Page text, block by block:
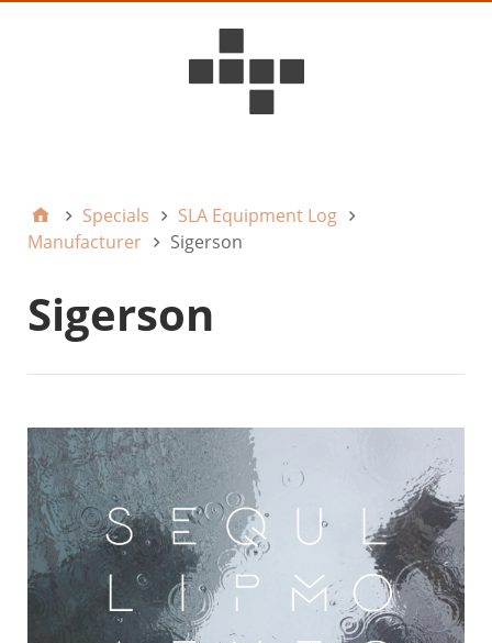
Specials
SLA Equipment Log
Manufacturer
Sigerson
Sigerson